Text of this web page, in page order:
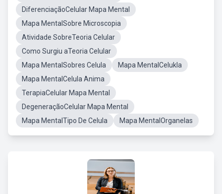
DiferenciaçãoCelular Mapa Mental
Mapa MentalSobre Microscopia
Atividade SobreTeoria Celular
Como Surgiu aTeoria Celular
Mapa MentalSobres Celula
Mapa MentalCelukla
Mapa MentalCelula Anima
TerapiaCelular Mapa Mental
DegeneraçãoCelular Mapa Mental
Mapa MentalTipo De Celula
Mapa MentalOrganelas